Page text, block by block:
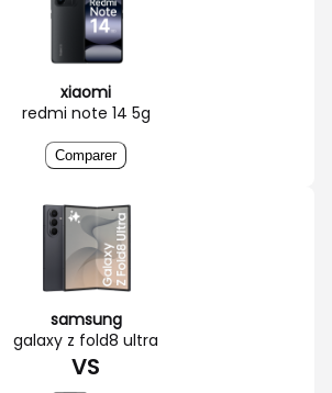
xiaomi
redmi note 14 5g
Comparer
samsung
galaxy z fold8 ultra
VS